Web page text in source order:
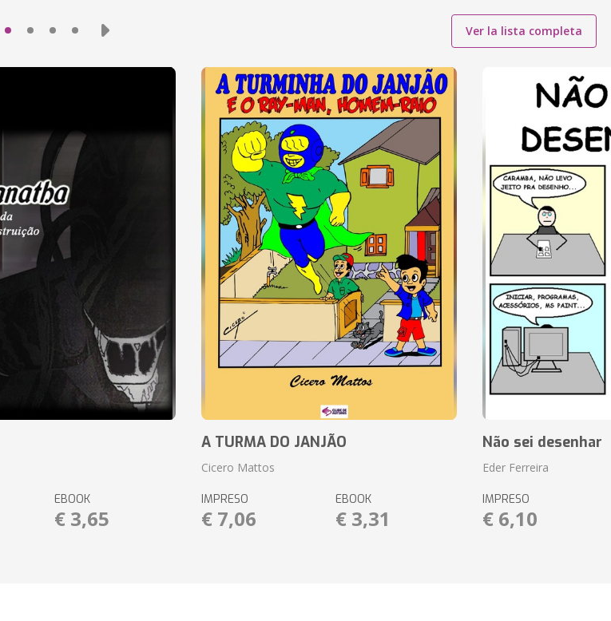
Ver la lista completa
EBOOK
€ 3,65
A TURMA DO JANJÃO
Cicero Mattos
IMPRESO
€ 7,06
EBOOK
€ 3,31
Não sei desenhar
Eder Ferreira
IMPRESO
€ 6,10